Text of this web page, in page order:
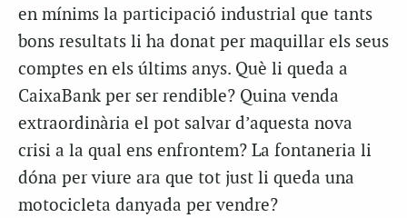
en mínims la participació industrial que tants
bons resultats li ha donat per maquillar els seus
comptes en els últims anys. Què li queda a
CaixaBank per ser rendible? Quina venda
extraordinària el pot salvar d’aquesta nova
crisi a la qual ens enfrontem? La fontaneria li
dóna per viure ara que tot just li queda una
motocicleta danyada per vendre?